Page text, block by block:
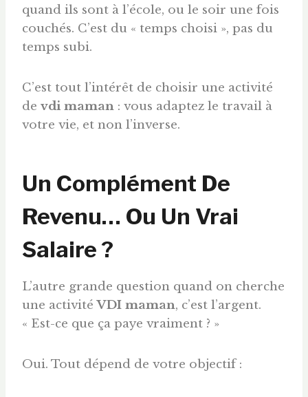
quand ils sont à l’école, ou le soir une fois
couchés. C’est du « temps choisi », pas du
temps subi.
C’est tout l’intérêt de choisir une activité
de vdi maman : vous adaptez le travail à
votre vie, et non l’inverse.
Un Complément De
Revenu… Ou Un Vrai
Salaire ?
L’autre grande question quand on cherche
une activitéVDI maman, c’est l’argent.
« Est-ce que ça paye vraiment ? »
Oui. Tout dépend de votre objectif :